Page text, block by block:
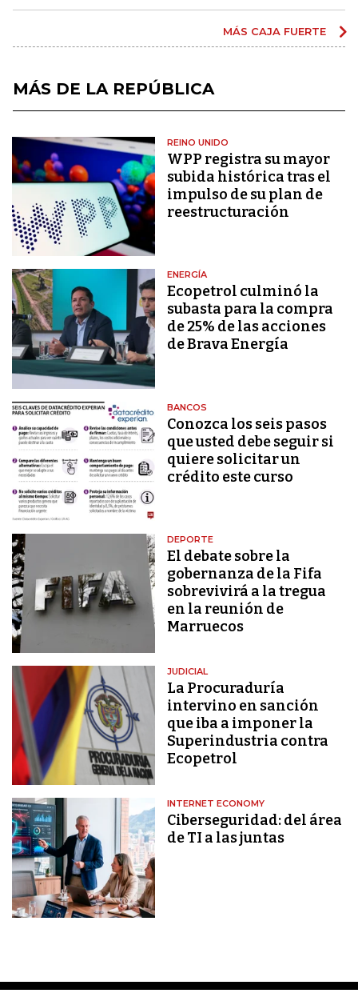
MÁS CAJA FUERTE
MÁS DE LA REPÚBLICA
REINO UNIDO
WPP registra su mayor
subida histórica tras el
impulso de su plan de
reestructuración
ENERGÍA
Ecopetrol culminó la
subasta para la compra
de 25% de las acciones
de Brava Energía
BANCOS
Conozca los seis pasos
que usted debe seguir si
quiere solicitar un
crédito este curso
DEPORTE
El debate sobre la
gobernanza de la Fifa
sobrevivirá a la tregua
en la reunión de
Marruecos
JUDICIAL
La Procuraduría
intervino en sanción
que iba a imponer la
Superindustria contra
Ecopetrol
INTERNET ECONOMY
Ciberseguridad: del área
de TI a las juntas